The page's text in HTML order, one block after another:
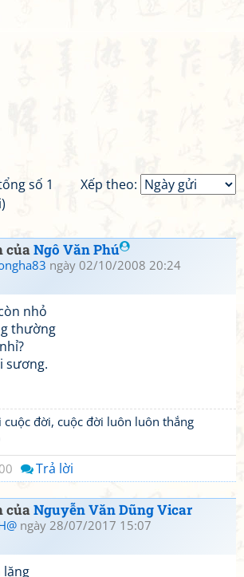
Xếp theo:
số 1
củaNgô Văn Phú
ngày 02/10/2008 20:24
nhỏ
thường
sương.
cuộc đời, cuộc đời luôn luôn thắng
Trả lời
củaNguyễn Văn Dũng Vicar
ngày 28/07/2017 15:07
lặng